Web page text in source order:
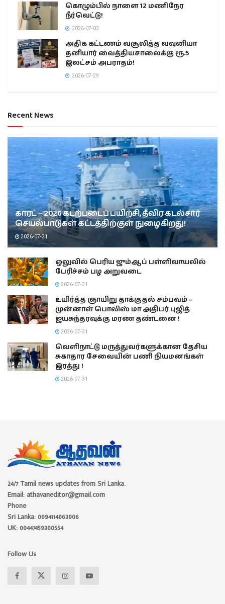
கொழும்பில் நாளை 12 மணிநேர
நீர்வெட்டு!
2026-07-03
அதிக கட்டணம் வசூலித்த வவுனியா
தனியார் வைத்தியசாலைக்கு ரூ.5
இலட்சம் அபராதம்!
2026-07-29
Recent News
காரட் – 2026 கடற்படைப் பயிற்சி, தீவிர கடல்சார்
செயல்பாடுகள் கட்டத்திற்குள் நுழைகிறது!
2026-07-31
ஒலுவில் பெரிய ஜும்ஆப் பள்ளிவாயலில்
பேரிச்சம் பழ அறுவடை
2026-07-31
உயிர்த்த ஞாயிறு தாக்குதல் சம்பவம் –
முன்னாள் பொலிஸ் மா அதிபர் புஜித்
ஜயசுந்தரவுக்கு மரண தண்டனை !
2026-07-31
வெளிநாட்டு மருத்துவர்களுக்கான தேசிய
சுகாதார சேவையின் பணி நியமனங்கள்
இரத்து !
2026-07-31
24/7 Tamil news updates from Sri Lanka.
Email: athavaneditor@gmail.com
Phone
Sri Lanka: 0094114063006
UK: 00447459300554
Follow Us